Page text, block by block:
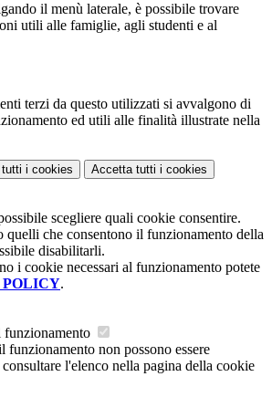
il menù laterale, è possibile trovare
utili alle famiglie, agli studenti e al
terzi da questo utilizzati si avvalgono di
ed utili alle finalità illustrate nella
tutti i cookies Accetta tutti i cookies
scegliere quali cookie consentire.
quelli che consentono il funzionamento della
disabilitarli.
i cookie necessari al funzionamento potete
POLICY.
funzionamento
funzionamento non possono essere
l'elenco nella pagina della cookie